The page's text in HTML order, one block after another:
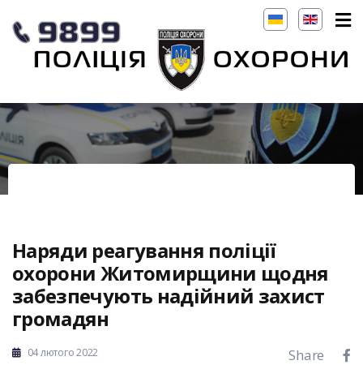
Наряди реагування поліції
охорони Житомирщини щодня
забезпечують надійний захист
громадян
04 лютого 2022 Share